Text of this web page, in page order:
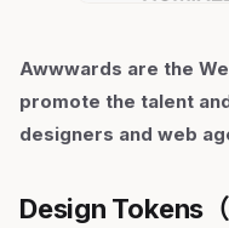
Awwwards are the
promote the talent
designers and web
Design Tokens